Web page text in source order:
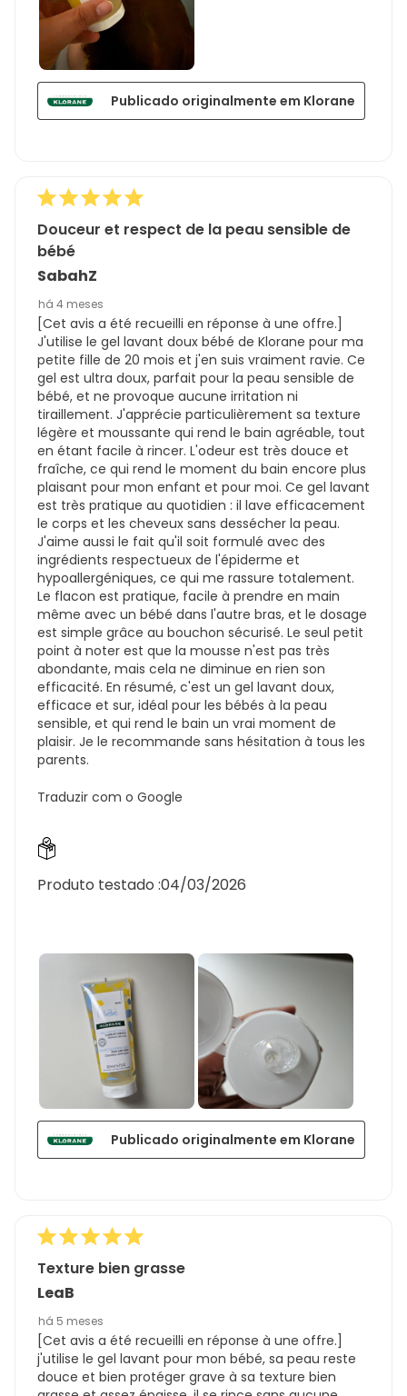
Publicado originalmente em Klorane
Douceur et respect de la peau sensible de
bébé
SabahZ
há 4 meses
[Cet avis a été recueilli en réponse à une offre.]
J'utilise le gel lavant doux bébé de Klorane pour ma
petite fille de 20 mois et j'en suis vraiment ravie. Ce
gel est ultra doux, parfait pour la peau sensible de
bébé, et ne provoque aucune irritation ni
tiraillement. J'apprécie particulièrement sa texture
légère et moussante qui rend le bain agréable, tout
en étant facile à rincer. L'odeur est très douce et
fraîche, ce qui rend le moment du bain encore plus
plaisant pour mon enfant et pour moi. Ce gel lavant
est très pratique au quotidien : il lave efficacement
le corps et les cheveux sans dessécher la peau.
J'aime aussi le fait qu'il soit formulé avec des
ingrédients respectueux de l'épiderme et
hypoallergéniques, ce qui me rassure totalement.
Le flacon est pratique, facile à prendre en main
même avec un bébé dans l'autre bras, et le dosage
est simple grâce au bouchon sécurisé. Le seul petit
point à noter est que la mousse n'est pas très
abondante, mais cela ne diminue en rien son
efficacité. En résumé, c'est un gel lavant doux,
efficace et sur, idéal pour les bébés à la peau
sensible, et qui rend le bain un vrai moment de
plaisir. Je le recommande sans hésitation à tous les
parents.
Traduzir com o Google
Produto testado :04/03/2026
Publicado originalmente em Klorane
Texture bien grasse
LeaB
há 5 meses
[Cet avis a été recueilli en réponse à une offre.]
j'utilise le gel lavant pour mon bébé, sa peau reste
douce et bien protéger grave à sa texture bien